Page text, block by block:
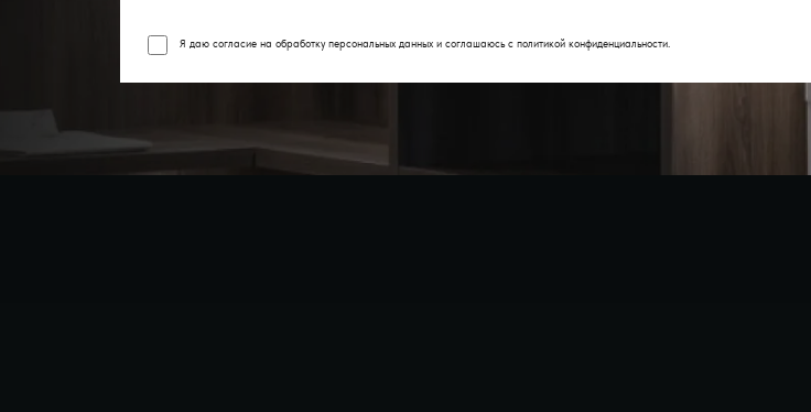
Я даю согласие на обработку персональных данных и соглашаюсь сполитикой конфиденциальности.